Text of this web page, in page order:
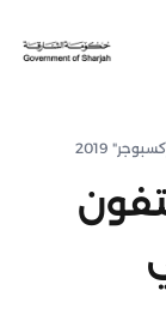
2019